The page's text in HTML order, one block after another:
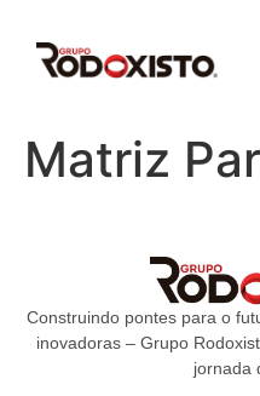
Matriz
Construindo pontes para o
inovadoras – Grupo
jornada